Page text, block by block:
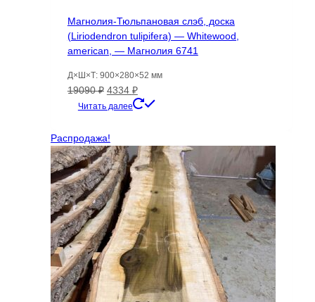
Магнолия-Тюльпановая слэб, доска
(Liriodendron tulipifera) — Whitewood,
american, — Магнолия 6741
Д×Ш×Т: 900×280×52 мм
19090₽ Первоначальная
цена
19090 ₽.
4334 ₽Текущая
цена:
Читать далее
Распродажа!